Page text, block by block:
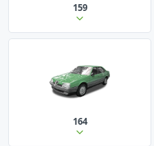
159
164